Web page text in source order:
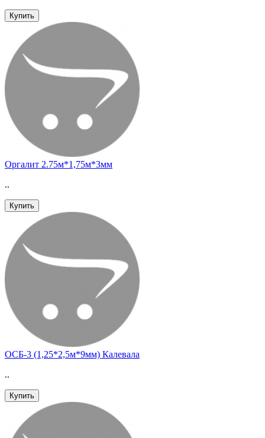
Купить
Оргалит 2.75м*1,75м*3мм
..
Купить
ОСБ-3 (1,25*2,5м*9мм) Калевала
..
Купить